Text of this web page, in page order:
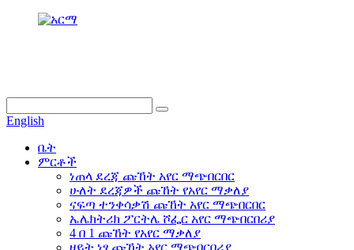
English
ቤት
ምርቶች
ነጠላ ደረጃ ጩኸት አየር ማጭበርበር
ሁለት ደረጃዎች ጩኸት የአየር ማቃለያ
ናፍጣ ተንቀሳቃሽ ጩኸት አየር ማጭበርበር
ኤሌክትሪክ ፖርትሌ ሾፌር አየር ማጭበርበሪያ
4 በ 1 ጩኸት የአየር ማቃለያ
ዘይት ነፃ ጩኸት አየር ማጭበርበሪያ